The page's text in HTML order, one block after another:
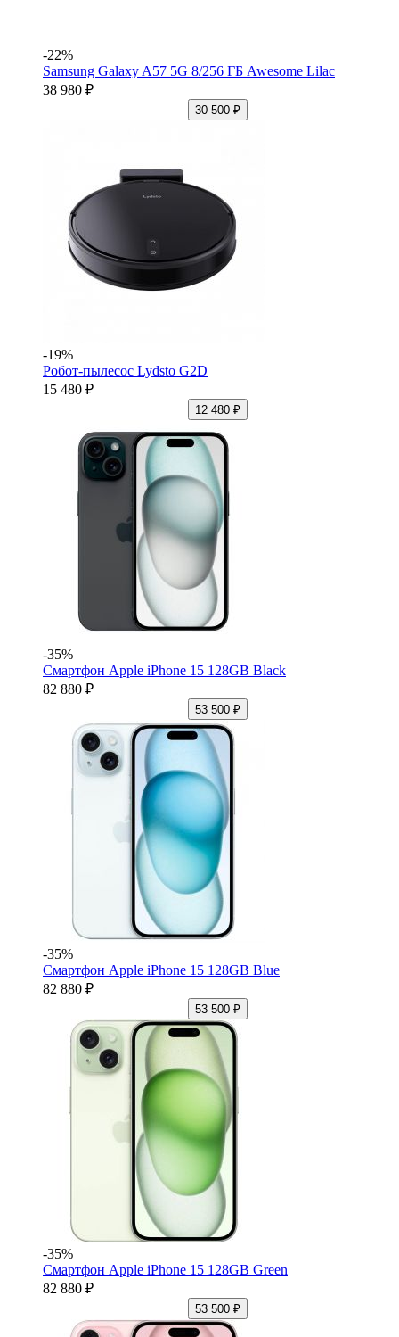
-22%
Samsung Galaxy A57 5G 8/256 ГБ Awesome Lilac
38 980 ₽
30 500 ₽
-19%
Робот-пылесос Lydsto G2D
15 480 ₽
12 480 ₽
-35%
Смартфон Apple iPhone 15 128GB Black
82 880 ₽
53 500 ₽
-35%
Смартфон Apple iPhone 15 128GB Blue
82 880 ₽
53 500 ₽
-35%
Смартфон Apple iPhone 15 128GB Green
82 880 ₽
53 500 ₽